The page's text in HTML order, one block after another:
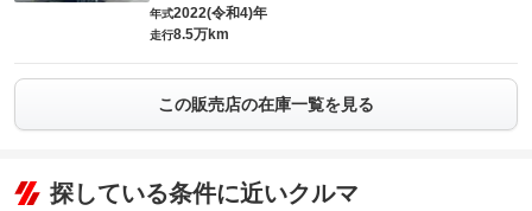
年式2022(令和4)年
走行8.5万km
この販売店の在庫一覧を見る
探している条件に近いクルマ